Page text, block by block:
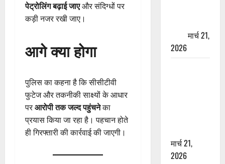
पेट्रोलिंग बढ़ाई जाएऔर संदिग्धों पर
कड़ी नजर रखी जाए।
आगे क्या होगा
पुलिस का कहना है कि सीसीटीवी
फुटेज और तकनीकी साक्ष्यों के आधार
परआरोपी तक जल्द पहुंचनेका
प्रयास किया जा रहा है। पहचान होते
ही गिरफ्तारी की कार्रवाई की जाएगी।
मार्च 21,
2026
मार्च 21,
2026